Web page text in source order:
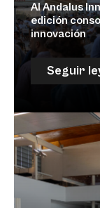
Al Andalus
edición
innovación
Seguir